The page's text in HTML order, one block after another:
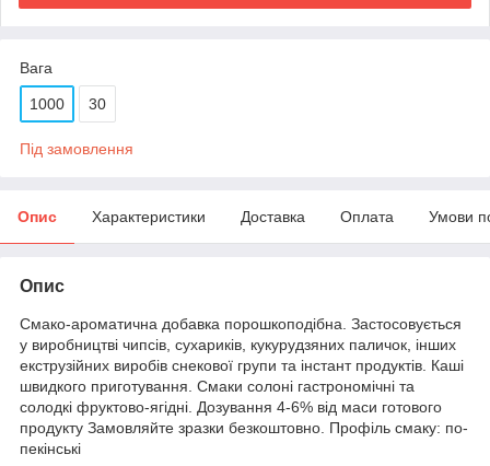
Вага
1000 30
Під замовлення
Опис Характеристики Доставка Оплата Умови
Опис
Смако-ароматична добавка порошкоподібна. Застосовується
у виробництві чипсів, сухариків, кукурудзяних паличок, інших
екструзійних виробів снекової групи та інстант продуктів. Каші
швидкого приготування. Смаки солоні гастрономічні та
солодкі фруктово-ягідні. Дозування 4-6% від маси готового
продукту Замовляйте зразки безкоштовно. Профіль смаку: по-
пекінські